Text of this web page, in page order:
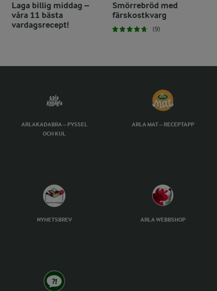
Laga billig middag –
våra 11 bästa
vardagsrecept!
Smörrebröd med
färskostkvarg
(9)
ARLAKADABRA – PYSSEL
OCH KUL
ARLA MAT – RECEPTAPP
NYHETSBREV ARLA WEBBSHOP